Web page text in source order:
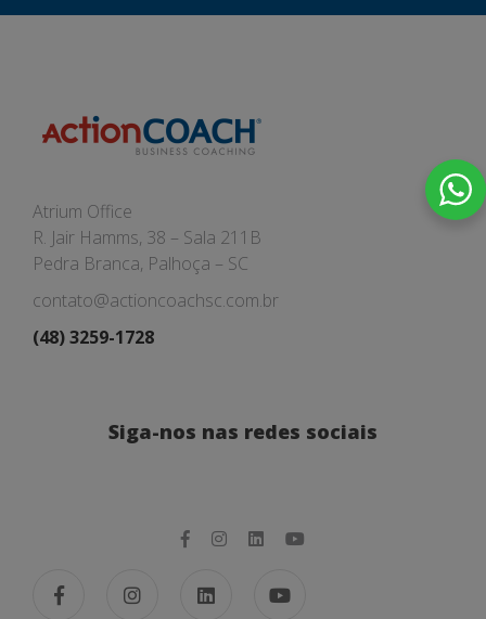
Atrium Office
R. Jair Hamms, 38 – Sala 211B
Pedra Branca, Palhoça – SC
contato@actioncoachsc.com.br
(48) 3259-1728
Siga-nos nas redes sociais